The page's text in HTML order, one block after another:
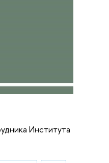
Института